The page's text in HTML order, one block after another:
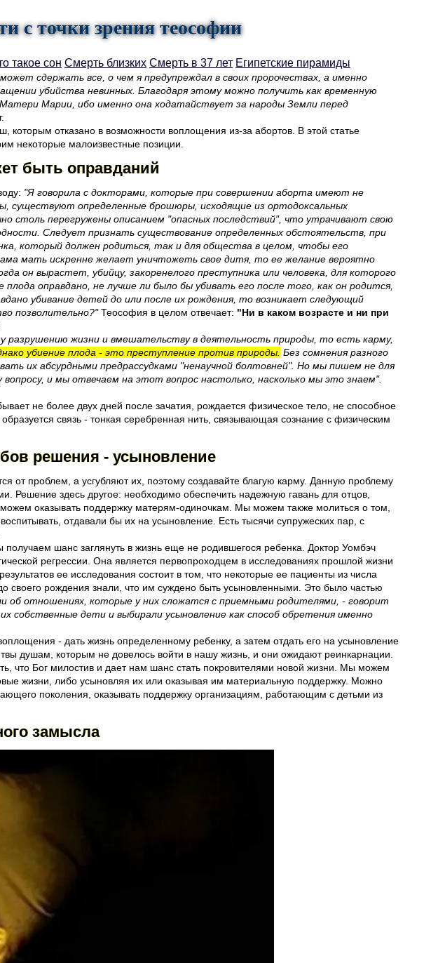
с точки зрения теософии
такое сон Смерть близких Смерть в 37 лет Египетские пирамиды
сдержать все, о чем я предупреждал в своих пророчествах, а именно
убийства невинных. Благодаря этому можно получить как временную
Марии, ибо именно она ходатайствует за народы Земли перед
отказано в возможности воплощения из-за абортов. В этой статье
некоторые малоизвестные позиции.
быть оправданий
"Я говорила с докторами, которые при совершении аборта имеют не
существуют определенные брошюры, исходящие из ортодоксальных
столь перегружены описанием "опасных последствий", что утрачивают свою
Следует признать существование определенных обстоятельств, при
который должен родиться, так и для общества в целом, чтобы его
мать искренне желает уничтожеть свое дитя, то ее желание вероятно
он вырастет, убийцу, закоренелого преступника или человека, для которого
оправдано, не лучше ли было бы убивать его после того, как он родится,
убивание детей до или после их рождения, то возникает следующий
позволительно?"Теософия в целом отвечает: "Ни в каком возрасте и ни при
разрушению жизни и вмешательству в деятельность природы, то есть карму,
убиение плода - это преступление против природы. Без сомнения разного
их абсурдными предрассудками "ненаучной болтовней". Но мы пишем не для
и мы отвечаем на этот вопрос настолько, насколько мы это знаем".
не более двух дней после зачатия, рождается физическое тело, не способное
связь - тонкая серебренная нить, связывающая сознание с физическим
решения - усыновление
от проблем, а усгубляют их, поэтому создавайте благую карму. Данную проблему
здесь другое: необходимо обеспечить надежную гавань для отцов,
оказывать поддержку матерям-одиночкам. Мы можем также молиться о том,
отдавали бы их на усыновление. Есть тысячи супружеских пар, с
шанс заглянуть в жизнь еще не родившегося ребенка. Доктор Уомбэч
регрессии. Она является первопроходцем в исследованиях прошлой жизни
ее исследования состоит в том, что некоторые ее пациенты из числа
своего рождения знали, что им суждено быть усыновленными. Это было частью
об отношениях, которые у них сложатся с приемными родителями, - говорит
собственные дети и выбирали усыновление как способ обретения именно
- дать жизнь определенному ребенку, а затем отдать его на усыновление
душам, которым не довелось войти в нашу жизнь, и они ожидают реинкарнации.
что Бог милостив и дает нам шанс стать покровителями новой жизни. Мы можем
жизни, либо усыновляя их или оказывая им материальную поддержку. Можно
поколения, оказывать поддержку организациям, работающим с детьми из
замысла